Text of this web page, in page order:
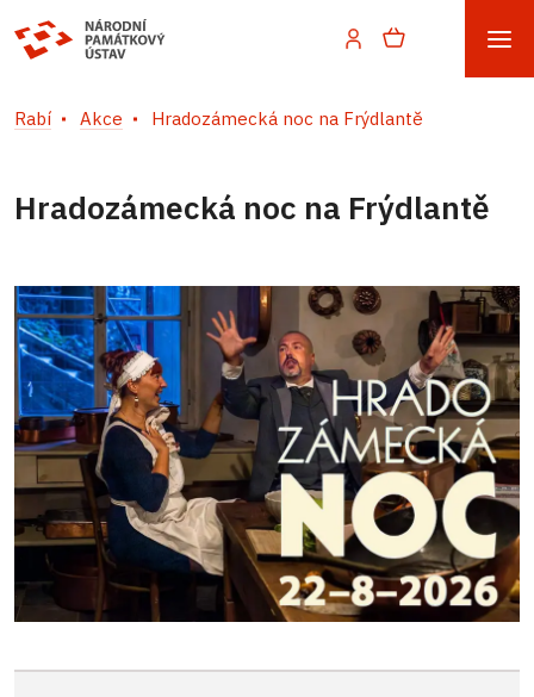
Rabí Akce Hradozámecká noc na Frýdlantě
Hradozámecká noc na Frýdlantě